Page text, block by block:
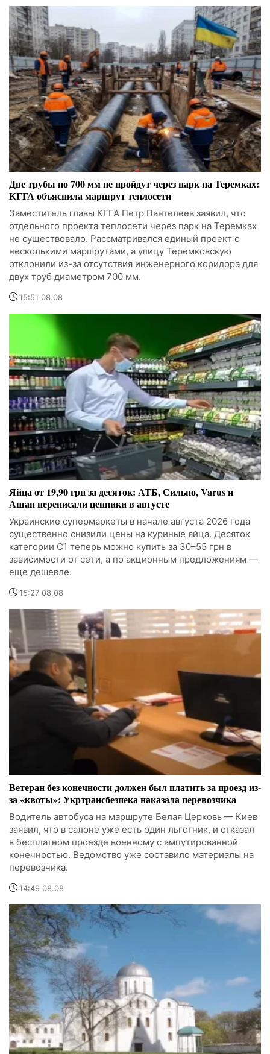
Две трубы по 700 мм не пройдут через парк на Теремках:
КГГА объяснила маршрут теплосети
Заместитель главы КГГА Петр Пантелеев заявил, что
отдельного проекта теплосети через парк на Теремках
не существовало. Рассматривался единый проект с
несколькими маршрутами, а улицу Теремковскую
отклонили из-за отсутствия инженерного коридора для
двух труб диаметром 700 мм.
15:51 08.08
Яйца от 19,90 грн за десяток: АТБ, Сильпо, Varus и
Ашан переписали ценники в августе
Украинские супермаркеты в начале августа 2026 года
существенно снизили цены на куриные яйца. Десяток
категории С1 теперь можно купить за 30–55 грн в
зависимости от сети, а по акционным предложениям —
еще дешевле.
15:27 08.08
Ветеран без конечности должен был платить за проезд из-
за «квоты»: Укртрансбезпека наказала перевозчика
Водитель автобуса на маршруте Белая Церковь — Киев
заявил, что в салоне уже есть один льготник, и отказал
в бесплатном проезде военному с ампутированной
конечностью. Ведомство уже составило материалы на
перевозчика.
14:49 08.08